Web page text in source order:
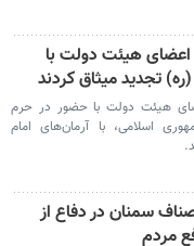
هیئت دولت با
تجدید میثاق کردند
هیئت دولت با حضور در حرم
اسلامی، با آرمان‌های امام
سمنان در دفاع از
مردم